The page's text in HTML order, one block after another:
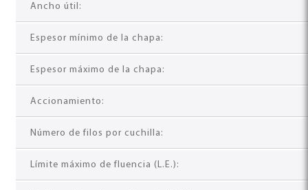
Ancho útil:
Espesor mínimo de la chapa:
Espesor máximo de la chapa:
Accionamiento:
Número de filos por cuchilla:
Límite máximo de fluencia (L.E.):